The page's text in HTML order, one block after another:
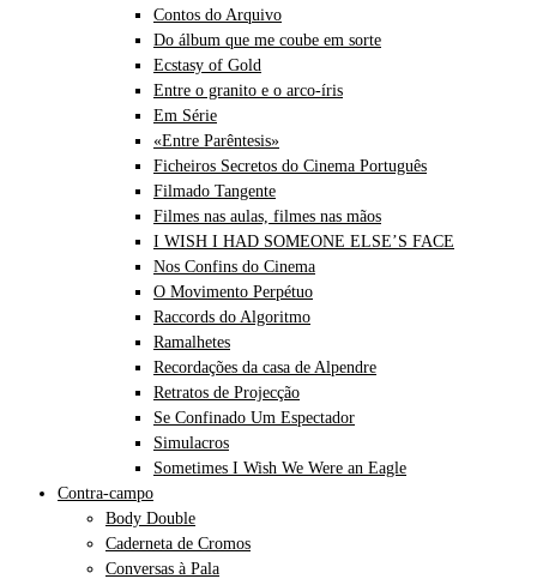
Contos do Arquivo
Do álbum que me coube em sorte
Ecstasy of Gold
Entre o granito e o arco-íris
Em Série
«Entre Parêntesis»
Ficheiros Secretos do Cinema Português
Filmado Tangente
Filmes nas aulas, filmes nas mãos
I WISH I HAD SOMEONE ELSE’S FACE
Nos Confins do Cinema
O Movimento Perpétuo
Raccords do Algoritmo
Ramalhetes
Recordações da casa de Alpendre
Retratos de Projecção
Se Confinado Um Espectador
Simulacros
Sometimes I Wish We Were an Eagle
Contra-campo
Body Double
Caderneta de Cromos
Conversas à Pala